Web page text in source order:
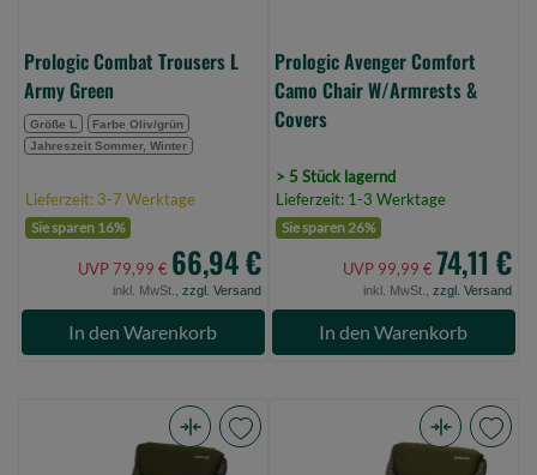
Prologic Combat Trousers L
Army Green
Größe L
Farbe Oliv/grün
Jahreszeit Sommer, Winter
Lieferzeit: 3-7 Werktage
Sie sparen 16%
UVP 79,99 € 66,94 €
inkl. MwSt., zzgl. Versand
In den Warenkorb
Prologic Avenger Comfort
Camo Chair W/Armrests &
Covers
> 5 Stück lagernd
Lieferzeit: 1-3 Werktage
Sie sparen 26%
UVP 99,99 € 74,11 €
inkl. MwSt., zzgl. Versand
In den Warenkorb